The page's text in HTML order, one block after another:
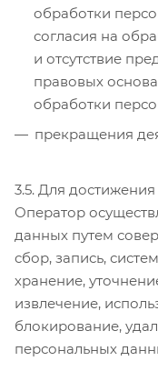
обработки
согласия на
и отсутствие
правовых
обработки
прекращения
3.5. Для
Оператор
данных путем
сбор, запись,
хранение,
извлечение,
блокирование,
персональных